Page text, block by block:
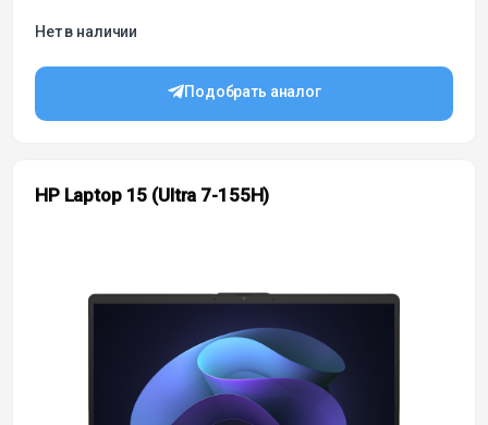
Нет в наличии
Подобрать аналог
HP Laptop 15 (Ultra 7-155H)